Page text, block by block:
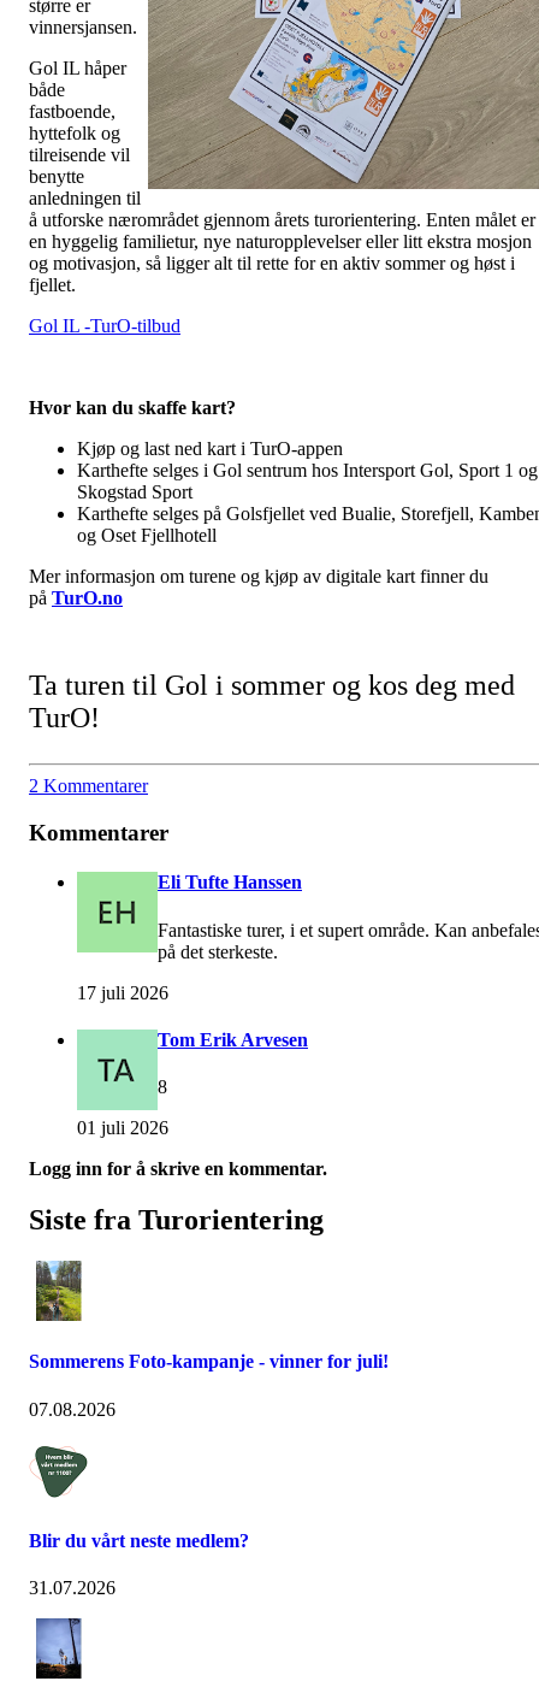
større er
vinnersjansen.
Gol IL håper
både
fastboende,
hyttefolk og
tilreisende vil
benytte
anledningen til
å utforske nærområdet gjennom årets turorientering. Enten målet er
en hyggelig familietur, nye naturopplevelser eller litt ekstra mosjon
og motivasjon, så ligger alt til rette for en aktiv sommer og høst i
fjellet.
Gol IL -TurO-tilbud
Hvor kan du skaffe kart?
Kjøp og last ned kart i TurO-appen
Karthefte selges i Gol sentrum hos Intersport Gol, Sport 1 og
Skogstad Sport
Karthefte selges på Golsfjellet ved Bualie, Storefjell,
og Oset Fjellhotell
Mer informasjon om turene og kjøp av digitale kart finner du
på TurO.no
Ta turen til Gol i sommer og kos deg med
TurO!
2 Kommentarer
Kommentarer
Eli Tufte Hanssen
Fantastiske turer, i et supert område. Kan
på det sterkeste.
17 juli 2026
Tom Erik Arvesen
8
01 juli 2026
Logg inn for å skrive en kommentar.
Siste fra Turorientering
Sommerens Foto-kampanje - vinner for juli!
07.08.2026
Blir du vårt neste medlem?
31.07.2026